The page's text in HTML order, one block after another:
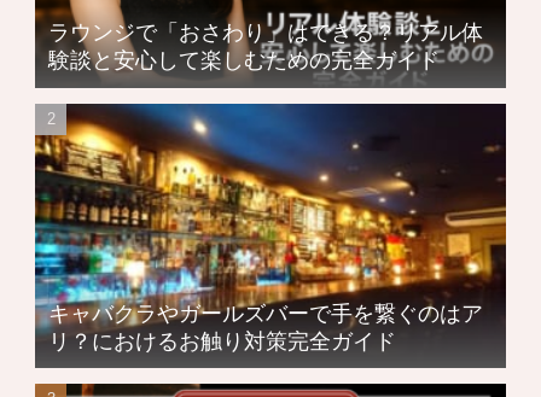
ラウンジで「おさわり」はできる？リアル体
験談と安心して楽しむための完全ガイド
キャバクラやガールズバーで手を繋ぐのはア
リ？におけるお触り対策完全ガイド